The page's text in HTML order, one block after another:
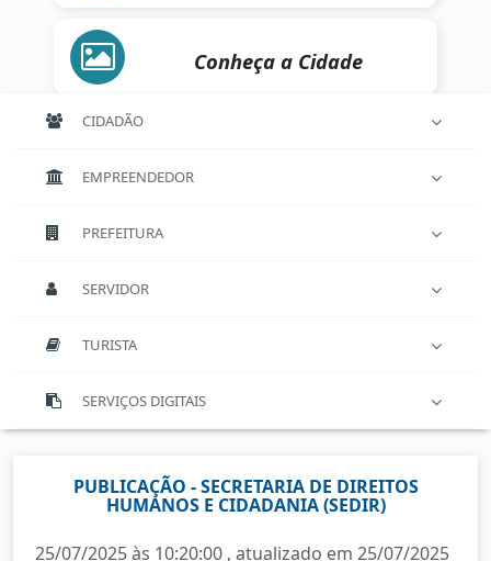
Conheça a Cidade
CIDADÃO
EMPREENDEDOR
PREFEITURA
SERVIDOR
TURISTA
SERVIÇOS DIGITAIS
PUBLICAÇÃO - SECRETARIA DE DIREITOS
HUMANOS E CIDADANIA (SEDIR)
25/07/2025 às 10:20:00 , atualizado em 25/07/2025